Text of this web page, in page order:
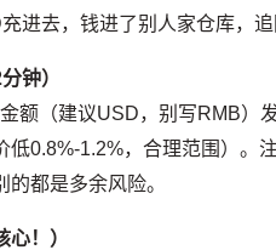
进去，钱进了别人家仓库，追
钟）
额（建议USD，别写RMB）
低0.8%-1.2%，合理范围）。
都是多余风险。
！）